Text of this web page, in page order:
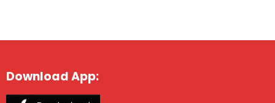
Download App: